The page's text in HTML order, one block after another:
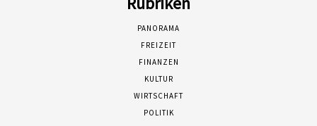
PANORAMA
FREIZEIT
FINANZEN
KULTUR
WIRTSCHAFT
POLITIK